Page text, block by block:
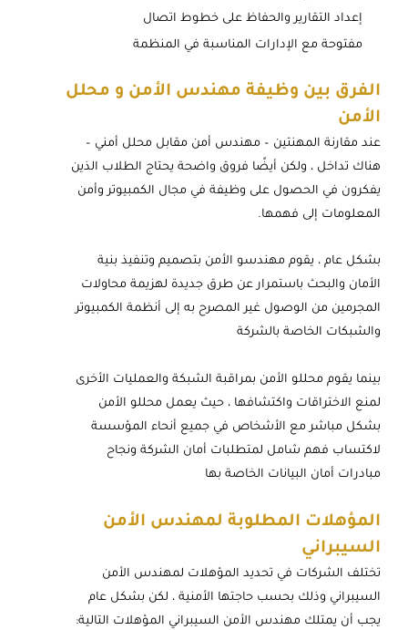
إعداد التقارير والحفاظ على خطوط اتصال
مفتوحة مع الإدارات المناسبة في المنظمة
الفرق بين وظيفة مهندس الأمن و محلل
الأمن
عند مقارنة المهنتين – مهندس أمن مقابل محلل أمني –
هناك تداخل ، ولكن أيضًا فروق واضحة يحتاج الطلاب الذين
يفكرون في الحصول على وظيفة في مجال الكمبيوتر وأمن
المعلومات إلى فهمها.
بشكل عام ، يقوم مهندسو الأمن بتصميم وتنفيذ بنية
الأمان والبحث باستمرار عن طرق جديدة لهزيمة محاولات
المجرمين من الوصول غير المصرح به إلى أنظمة الكمبيوتر
والشبكات الخاصة بالشركة
بينما يقوم محللو الأمن بمراقبة الشبكة والعمليات الأخرى
لمنع الاختراقات واكتشافها ، حيث يعمل محللو الأمن
بشكل مباشر مع الأشخاص في جميع أنحاء المؤسسة
لاكتساب فهم شامل لمتطلبات أمان الشركة ونجاح
مبادرات أمان البيانات الخاصة بها
المؤهلات المطلوبة لمهندس الأمن
السيبراني
تختلف الشركات في تحديد المؤهلات لمهندس الأمن
السيبراني وذلك بحسب حاجتها الأمنية ، لكن بشكل عام
يجب أن يمتلك مهندس الأمن السيبراني المؤهلات التالية: